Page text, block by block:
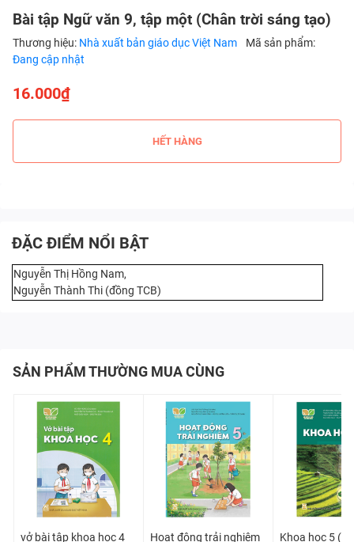
Bài tập Ngữ văn 9, tập một (Chân trời sáng tạo)
Thương hiệu: Nhà xuất bản giáo dục Việt Nam
Mã sản phẩm:
Đang cập nhật
16.000₫
HẾT HÀNG
ĐẶC ĐIỂM NỔI BẬT
Nguyễn Thị Hồng Nam,
Nguyễn Thành Thi (đồng TCB)
SẢN PHẨM THƯỜNG MUA CÙNG
vở bài tập khoa học 4
Hoạt động trải nghiệm
Khoa học 5